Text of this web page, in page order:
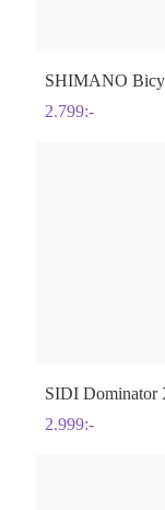
SHIMANO
2.799:-
SIDI Dominator
2.999:-